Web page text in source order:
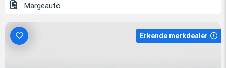
Margeauto
Erkende merkdealer